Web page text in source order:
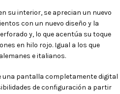
su interior, se aprecian un nuevo
con un nuevo diseño y la
y, lo que acentúa su toque
en hilo rojo. Igual a los que
e italianos.
una pantalla completamente digital
de configuración a partir